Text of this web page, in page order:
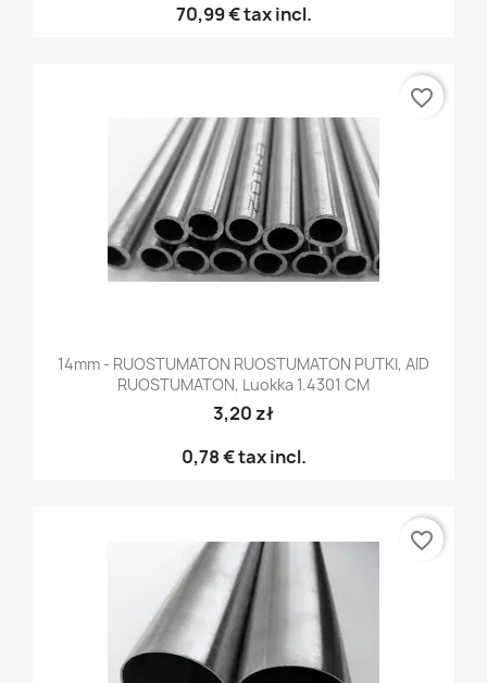
70,99 €tax incl.
14mm - RUOSTUMATON RUOSTUMATON PUTKI, AID
RUOSTUMATON, Luokka 1.4301 CM
3,20 zł
0,78 €tax incl.
favorite_border
favorite_border